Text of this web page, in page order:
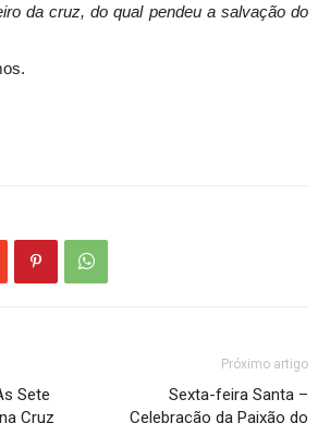
da cruz, do qual pendeu a salvação do
Sete
Cruz
Próximo artigo
Sexta-feira Santa –
Celebração da Paixão do